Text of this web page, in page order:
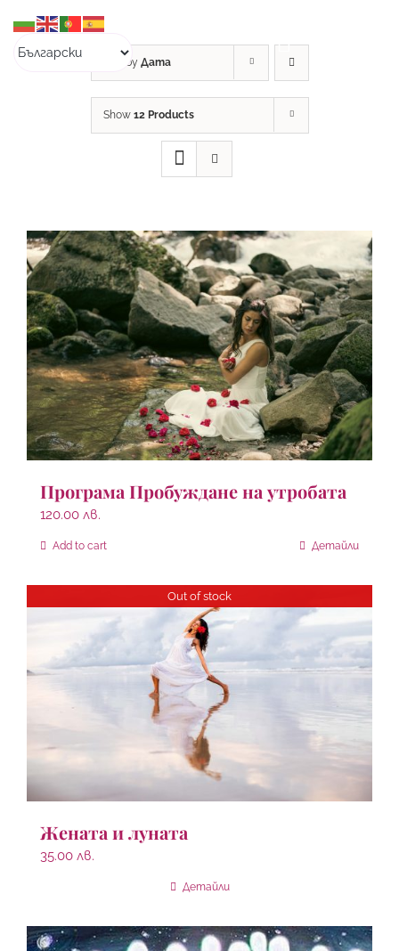
content
Sort by Дата
Show 12 Products
Програма Пробуждане на утробата
120.00 лв.
Add to cart Детайли
Out of stock
Жената и луната
35.00 лв.
Детайли